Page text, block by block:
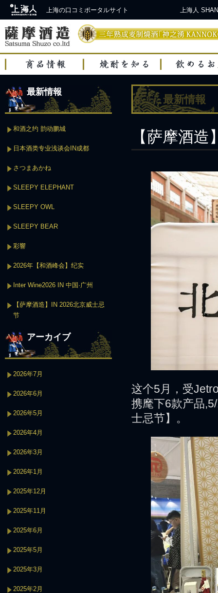
上海の口コミポータルサイト 上海人
最新情報
【萨摩酒
这个5月，受
携麾下6款产品
士忌节】。
最新情報
和酒之约 韵动鹏城
日本酒类专业浅谈会IN成都
さつまあかね
SLEEPY ELEPHANT
SLEEPY OWL
SLEEPY BEAR
彩響
2026年【和酒峰会】纪实
Inter Wine2026 IN 中国·广州
【萨摩酒造】IN 2026北京威士忌
节
アーカイブ
2026年7月
2026年6月
2026年5月
2026年4月
2026年3月
2026年1月
2025年12月
2025年11月
2025年6月
2025年5月
2025年3月
2025年2月